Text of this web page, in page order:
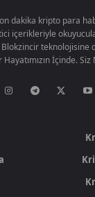
dakika kripto para
içerikleriyle
teknolojisine
İçinde.